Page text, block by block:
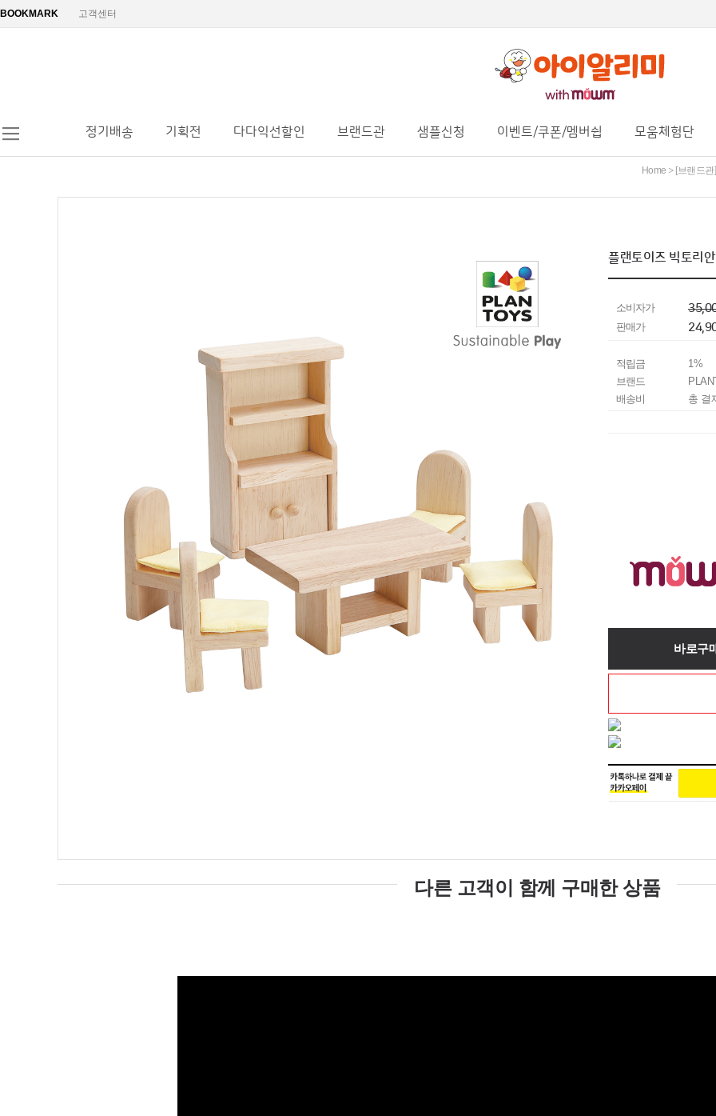
BOOKMARK 고객센터
정기배송 기획전 다다익선할인 브랜드관 샘플신청 이벤트/쿠폰/멤버쉽 모움체험단
Home > [브랜드관]
플랜토이즈 빅토리
소비자가
판매가
적립금
1%
브랜드
배송비
총 결
바로구
다른 고객이 함께 구매한 상품